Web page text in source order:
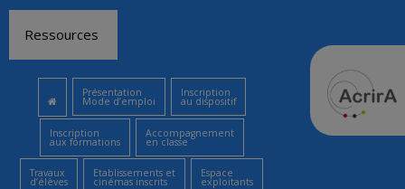
contenu
Ressources
Présentation
Mode d’emploi
Inscription
au dispositif
Inscription
aux formations
Accompagnement
en classe
Travaux
d’élèves
Etablissements et
cinémas inscrits
Espace
exploitants